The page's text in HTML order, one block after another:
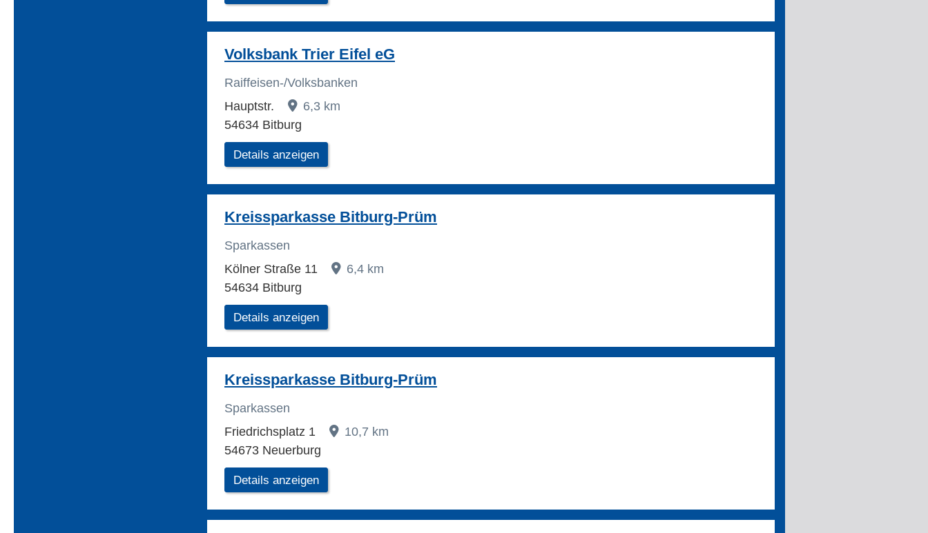
Volksbank Trier Eifel eG
Raiffeisen-/Volksbanken
Hauptstr.
6,3 km
54634 Bitburg
Details anzeigen
Kreissparkasse Bitburg-Prüm
Sparkassen
Kölner Straße 11
6,4 km
54634 Bitburg
Details anzeigen
Kreissparkasse Bitburg-Prüm
Sparkassen
Friedrichsplatz 1
10,7 km
54673 Neuerburg
Details anzeigen